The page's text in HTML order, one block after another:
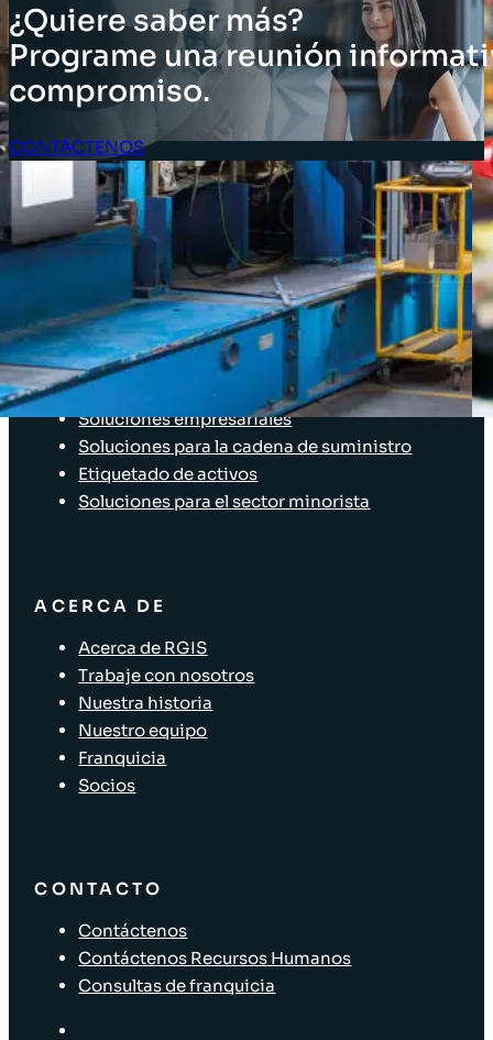
¿Quiere saber más?
Programe una reunión
compromiso.
CONTÁCTENOS
Acceso Clientes
SOLUCIONES
Soluciones de inventario
Soluciones empresariales
Soluciones para la cadena de suministro
Etiquetado de activos
Soluciones para el sector minorista
ACERCA DE
Acerca de RGIS
Trabaje con nosotros
Nuestra historia
Nuestro equipo
Franquicia
Socios
CONTACTO
Contáctenos
Contáctenos Recursos Humanos
Consultas de franquicia